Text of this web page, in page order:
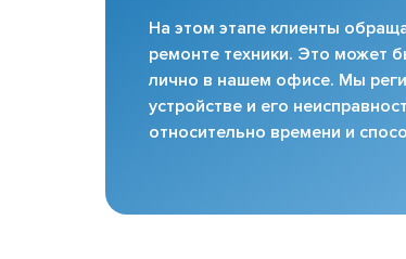
На этом этапе клиенты
ремонте техники. Это может
лично в нашем офисе. Мы
устройстве и его
относительно времени и